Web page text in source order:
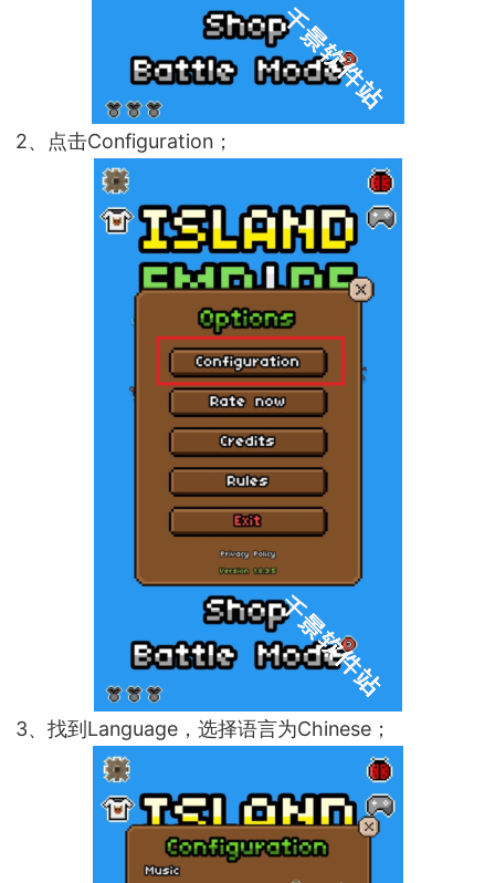
2、点击Configuration；
3、找到Language，选择语言为Chinese；